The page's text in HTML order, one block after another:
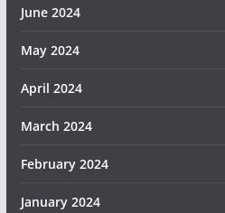
June 2024
May 2024
April 2024
March 2024
February 2024
January 2024